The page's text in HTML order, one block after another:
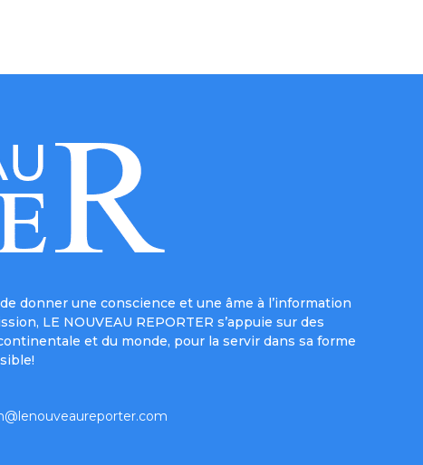
donner une conscience et une âme à l’information
LE NOUVEAU REPORTER s’appuie sur des
et du monde, pour la servir dans sa forme